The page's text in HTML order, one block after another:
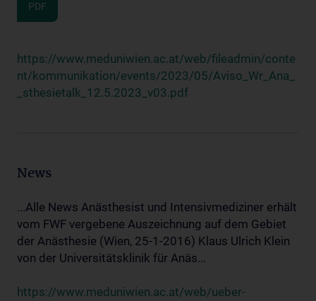
PDF
https://www.meduniwien.ac.at/web/fileadmin/conte
nt/kommunikation/events/2023/05/Aviso_Wr_Ana_
_sthesietalk_12.5.2023_v03.pdf
News
...Alle News Anästhesist und Intensivmediziner erhält
vom FWF vergebene Auszeichnung auf dem Gebiet
der Anästhesie (Wien, 25-1-2016) Klaus Ulrich Klein
von der Universitätsklinik für Anäs...
https://www.meduniwien.ac.at/web/ueber-